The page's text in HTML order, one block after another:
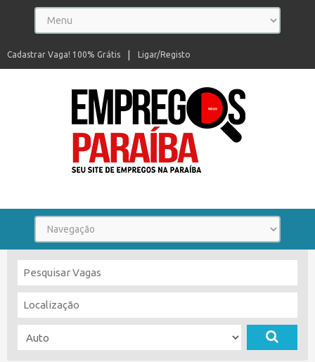
Ligar/Registo
Cadastrar Vaga! 100% Grátis